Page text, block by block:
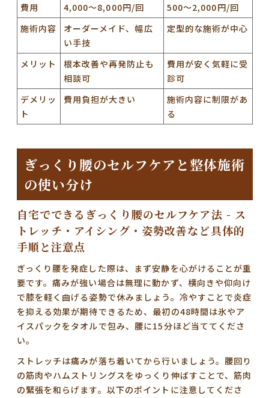
費用
4,000～8,000円/回
500～2,000円/回
施術内容
オーダーメイド、幅広
い手技
定型的な施術が中心
メリット
根本改善や再発防止も
相談可
費用が安く気軽に受
診可
デメリッ
ト
費用負担が大きい
施術内容に制限があ
る
ぎっくり腰のセルフケアと整体施術
の使い分け
自宅でできるぎっくり腰のセルフケア法 - ス
トレッチ・アイシング・姿勢改善など具体的
手順と注意点
ぎっくり腰を発症した際は、まず安静を心がけることが重
要です。痛みが強い場合は無理に動かず、横向きや仰向け
で膝を軽く曲げる姿勢で休みましょう。冷やすことで炎症
を抑える効果が期待できるため、最初の48時間は氷やア
イスパックをタオルで包み、腰に15分ほど当ててくださ
い。
ストレッチは痛みが落ち着いてから行いましょう。腰回り
の筋肉やハムストリングスをゆっくり伸ばすことで、筋肉
の緊張を和らげます。以下のポイントに注意してくださ